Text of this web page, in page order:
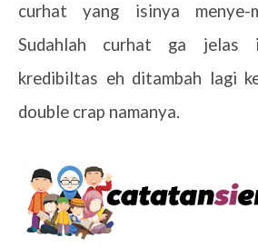
curhat yang isinya menye-
Sudahlah curhat ga jelas
kredibiltas eh ditambah lagi
double crap namanya.